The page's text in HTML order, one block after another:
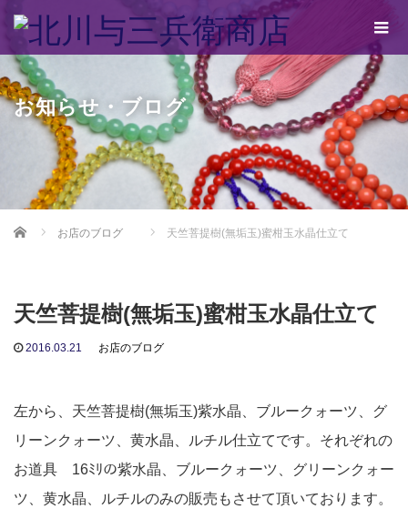
お知らせ・ブログ
Home お店のブログ 天竺菩提樹(無垢玉)蜜柑玉水晶仕立て
天竺菩提樹(無垢玉)蜜柑玉水晶仕立て
2016.03.21 お店のブログ
左から、天竺菩提樹(無垢玉)紫水晶、ブルークォーツ、グ
リーンクォーツ、黄水晶、ルチル仕立てです。それぞれの
お道具 16ﾐﾘの紫水晶、ブルークォーツ、グリーンクォー
ツ、黄水晶、ルチルのみの販売もさせて頂いております。